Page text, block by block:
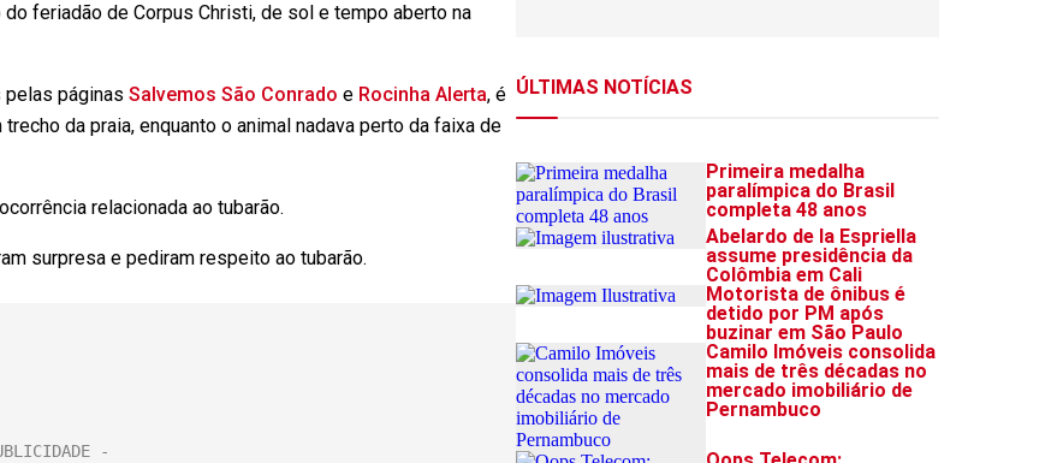
feriadão de Corpus Christi, de sol e tempo aberto na
páginas Salvemos São Conrado e Rocinha Alerta, é
da praia, enquanto o animal nadava perto da faixa de
relacionada ao tubarão.
surpresa e pediram respeito ao tubarão.